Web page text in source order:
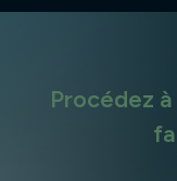
Procédez